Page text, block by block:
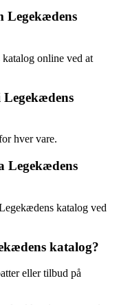
Legekædens
online ved at
Legekædens
hver vare.
Legekædens
katalog ved
katalog?
eller tilbud på